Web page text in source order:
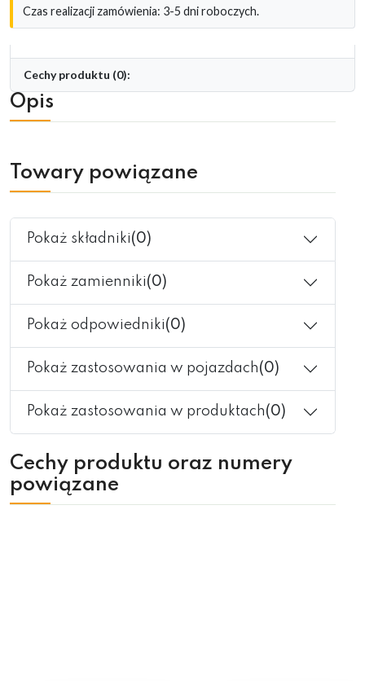
Czas realizacji zamówienia: 3-5 dni roboczych.
Cechy produktu (0):
Opis
Towary powiązane
Pokaż składniki(0)
Pokaż zamienniki(0)
Pokaż odpowiedniki(0)
Pokaż zastosowania w pojazdach(0)
Pokaż zastosowania w produktach(0)
Cechy produktu oraz numery
powiązane